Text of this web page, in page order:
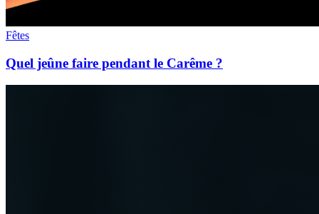
Fêtes
Quel jeûne faire pendant le Carême ?